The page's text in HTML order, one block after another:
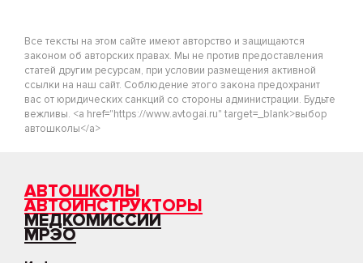
Все тексты на этом сайте имеют авторство и защищаются
законом об авторских правах. Мы не против предоставления
статей другим ресурсам, при условии размещения активной
ссылки на наш сайт. Соблюдение этого закона предохранит
вас от юридических санкций со стороны администрации. Будьте
вежливы. <a href="https://www.avtogai.ru" target=_blank>выбор
автошколы</a>
АВТОШКОЛЫ
АВТОИНСТРУКТОРЫ
МЕДКОМИССИИ
МРЭО